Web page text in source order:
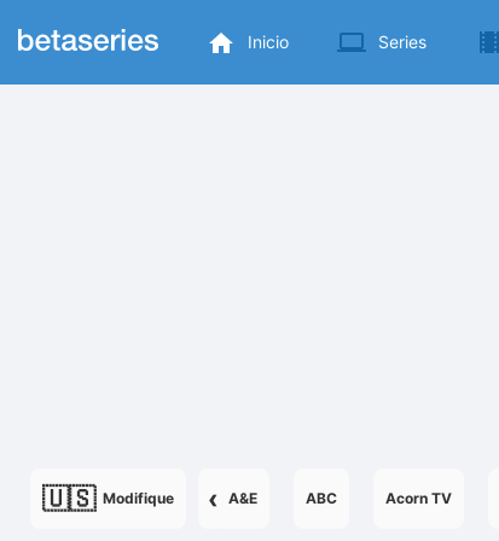
Inicio Series
🇺🇸 Modifique ‹ A&E ABC Acorn TV